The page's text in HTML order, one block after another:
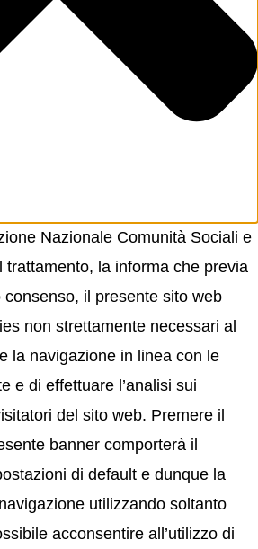
Nazionale Comunità Sociali e
trattamento, la informa che previa
il presente sito web
non strettamente necessari al
la navigazione in linea con le
e di effettuare l’analisi sui
del sito web. Premere il
banner comporterà il
di default e dunque la
utilizzando soltanto
acconsentire all’utilizzo di